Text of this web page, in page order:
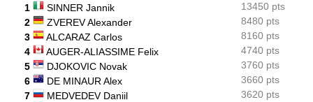
06/08
WTA - Toronto
Aryna Sabalenka propose... des conférences de presse façon F1
1 SINNER Jannik
13450 pts
2
ZVEREV Alexander
8480 pts
3
ALCARAZ Carlos
8160 pts
4
AUGER-ALIASSIME Felix
4740 pts
5
DJOKOVIC Novak
3760 pts
6
DE MINAUR Alex
3660 pts
7
MEDVEDEV Daniil
3620 pts